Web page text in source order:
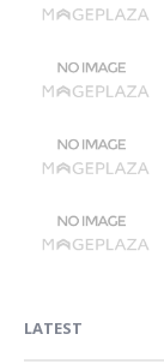
LATEST